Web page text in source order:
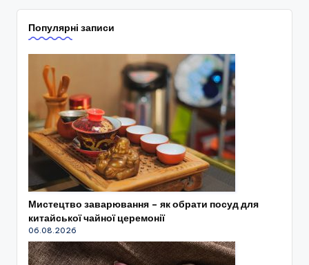
Популярні записи
Мистецтво заварювання – як обрати посуд для
китайської чайної церемонії
06.08.2026